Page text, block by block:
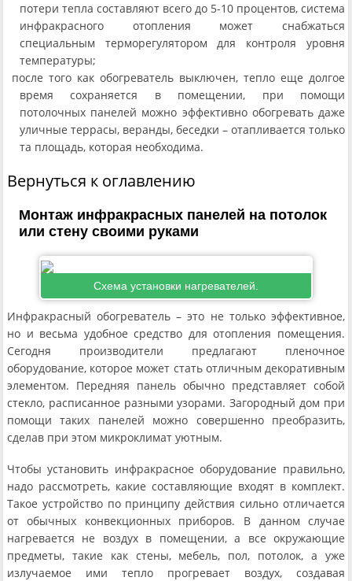
потери тепла составляют всего до 5-10 процентов, система
инфракрасного отопления может снабжаться
специальным терморегулятором для контроля уровня
температуры;
после того как обогреватель выключен, тепло еще долгое
время сохраняется в помещении, при помощи
потолочных панелей можно эффективно обогревать даже
уличные террасы, веранды, беседки – отапливается только
та площадь, которая необходима.
Вернуться к оглавлению
Монтаж инфракрасных панелей на потолок
или стену своими руками
Схема установки нагревателей.
Инфракрасный обогреватель – это не только эффективное,
но и весьма удобное средство для отопления помещения.
Сегодня производители предлагают пленочное
оборудование, которое может стать отличным декоративным
элементом. Передняя панель обычно представляет собой
стекло, расписанное разными узорами. Загородный дом при
помощи таких панелей можно совершенно преобразить,
сделав при этом микроклимат уютным.
Чтобы установить инфракрасное оборудование правильно,
надо рассмотреть, какие составляющие входят в комплект.
Такое устройство по принципу действия сильно отличается
от обычных конвекционных приборов. В данном случае
нагревается не воздух в помещении, а все окружающие
предметы, такие как стены, мебель, пол, потолок, а уже
излучаемое ими тепло прогревает воздух, создавая